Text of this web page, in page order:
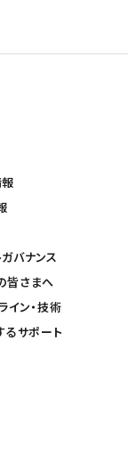
バナンス
皆さまへ
イン・技術
るサポート